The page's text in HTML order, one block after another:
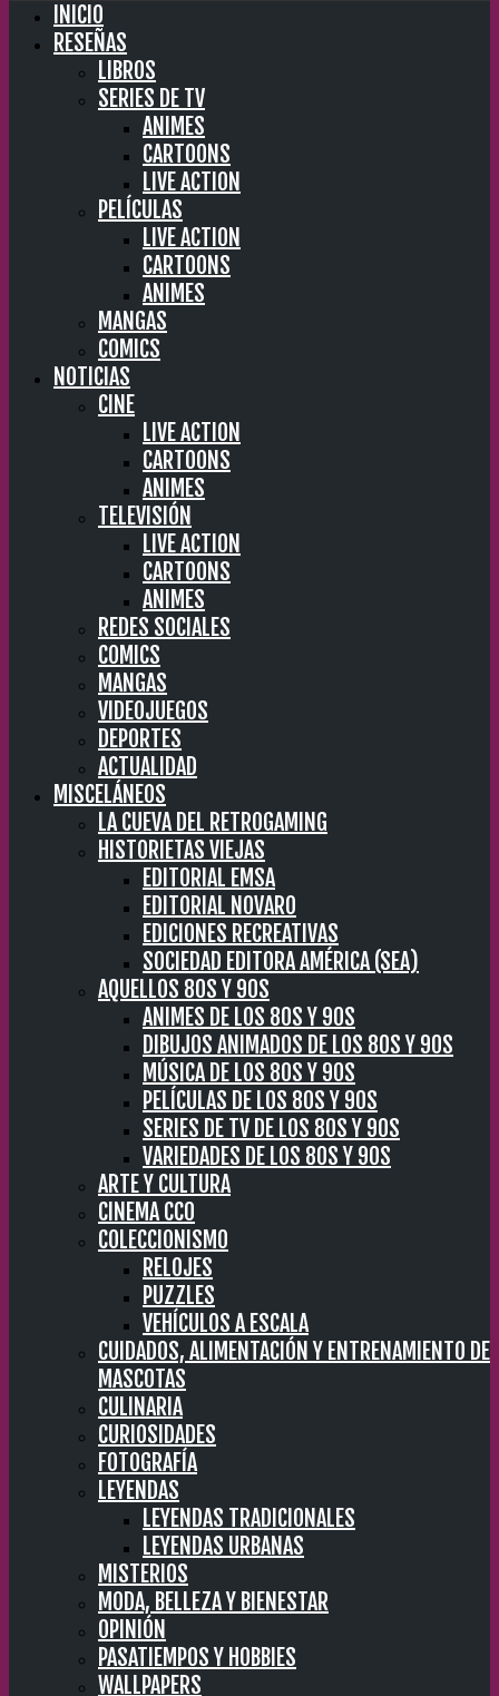
INICIO
RESEÑAS
LIBROS
SERIES DE TV
ANIMES
CARTOONS
LIVE ACTION
PELÍCULAS
LIVE ACTION
CARTOONS
ANIMES
MANGAS
COMICS
NOTICIAS
CINE
LIVE ACTION
CARTOONS
ANIMES
TELEVISIÓN
LIVE ACTION
CARTOONS
ANIMES
REDES SOCIALES
COMICS
MANGAS
VIDEOJUEGOS
DEPORTES
ACTUALIDAD
MISCELÁNEOS
LA CUEVA DEL RETROGAMING
HISTORIETAS VIEJAS
EDITORIAL EMSA
EDITORIAL NOVARO
EDICIONES RECREATIVAS
SOCIEDAD EDITORA AMÉRICA (SEA)
AQUELLOS 80S Y 90S
ANIMES DE LOS 80S Y 90S
DIBUJOS ANIMADOS DE LOS 80S Y 90S
MÚSICA DE LOS 80S Y 90S
PELÍCULAS DE LOS 80S Y 90S
SERIES DE TV DE LOS 80S Y 90S
VARIEDADES DE LOS 80S Y 90S
ARTE Y CULTURA
CINEMA CC0
COLECCIONISMO
RELOJES
PUZZLES
VEHÍCULOS A ESCALA
CUIDADOS, ALIMENTACIÓN Y ENTRENAMIENTO DE
MASCOTAS
CULINARIA
CURIOSIDADES
FOTOGRAFÍA
LEYENDAS
LEYENDAS TRADICIONALES
LEYENDAS URBANAS
MISTERIOS
MODA, BELLEZA Y BIENESTAR
OPINIÓN
PASATIEMPOS Y HOBBIES
WALLPAPERS